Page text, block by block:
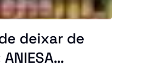
deixar de